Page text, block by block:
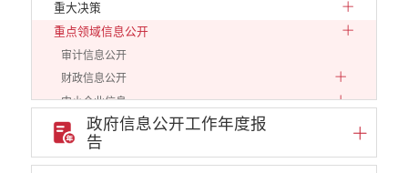
重大决策
重点领域信息公开
审计信息公开
财政信息公开
中小企业信息
行政审批信息
环保信息
政府信息公开工作年度报
告